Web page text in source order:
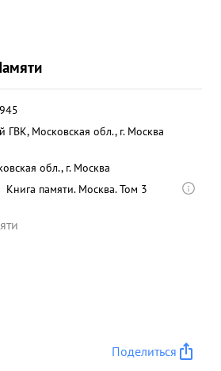
ГВК, Московская обл., г. Москва
обл., г. Москва
Книга памяти. Москва. Том 3
Поделиться